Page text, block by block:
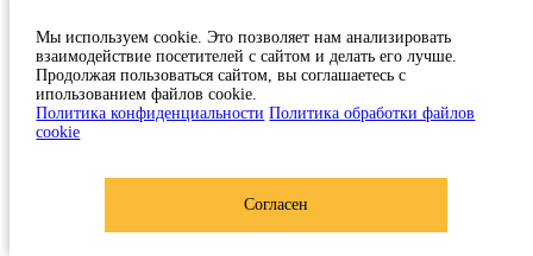
1С:Розница 8. Ювелирный магазин
1С:Розница Книжный магазин
1C:Предприятие 8. Такси и аренда автомобилей
1С:Предприятие 8. Управление Автотранспортом.
Стандарт
1C:Предприятие 8. Автосервис
1С-КАМИН: Зарплата
1С:Зарплата и кадры государственного учреждения 8
Мы используем cookie. Это позволяет нам анализировать
взаимодействие посетителей с сайтом и делать его лучше.
Продолжая пользоваться сайтом, вы соглашаетесь с
ипользованием файлов cookie.
Политика конфиденциальности Политика обработки файлов
cookie
Согласен